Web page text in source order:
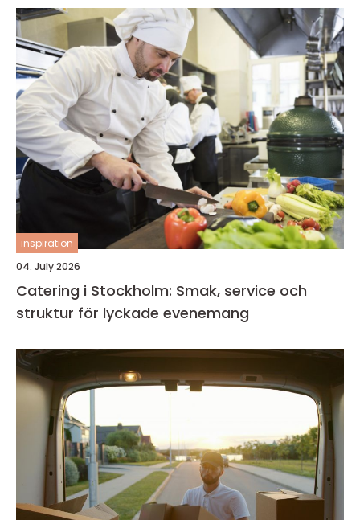
inspiration
04. July 2026
Catering i Stockholm: Smak, service och
struktur för lyckade evenemang